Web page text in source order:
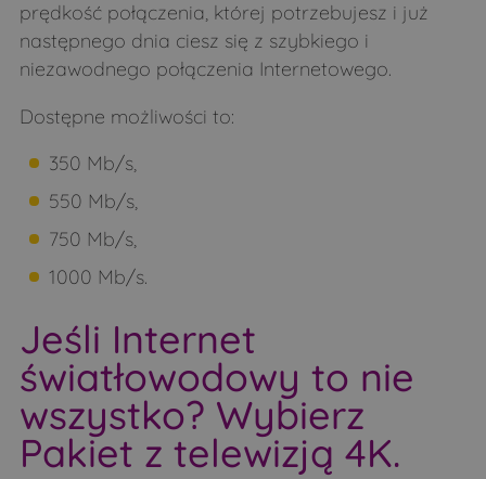
Morze
Nowe Bagieńskie
Nowoberezowo
Obniże
Obniże
Pogorzelce
Popławy
Puchacze
Pulsze
Rogacze
Runice
Runice
prędkość połączenia, której potrzebujesz i już
następnego dnia ciesz się z szybkiego i
niezawodnego połączenia Internetowego.
Dostępne możliwości to:
350 Mb/s,
550 Mb/s,
750 Mb/s,
1000 Mb/s.
Jeśli Internet
światłowodowy to nie
wszystko? Wybierz
Pakiet z telewizją 4K.